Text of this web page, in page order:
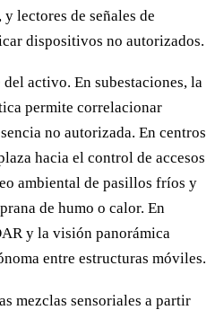
lectores de señales de
dispositivos no autorizados.
activo. En subestaciones, la
permite correlacionar
no autorizada. En centros
hacia el control de accesos
ambiental de pasillos fríos y
de humo o calor. En
y la visión panorámica
entre estructuras móviles.
mezclas sensoriales a partir